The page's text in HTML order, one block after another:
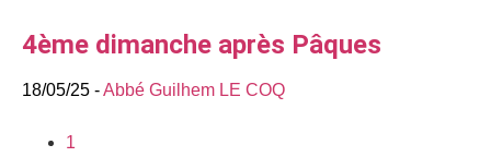
4ème dimanche après Pâques
18/05/25 -Abbé Guilhem LE COQ
1